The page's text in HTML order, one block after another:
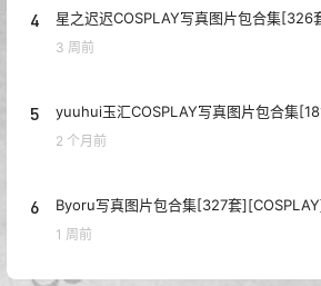
4 星之迟迟COSPLAY写真图片包合集[326
3 周前
5 yuuhui玉汇COSPLAY写真图片包合集
2 个月前
6 Byoru写真图片包合集[327套
1 周前